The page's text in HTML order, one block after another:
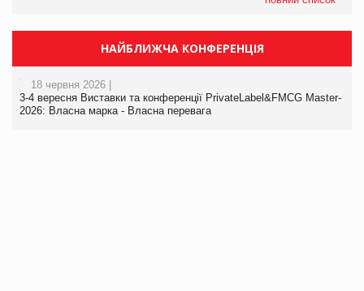
НАЙБЛИЖЧА КОНФЕРЕНЦІЯ
18 червня 2026 |
3-4 вересня Виставки та конференції PrivateLabel&FMCG Master-
2026: Власна марка - Власна перевага